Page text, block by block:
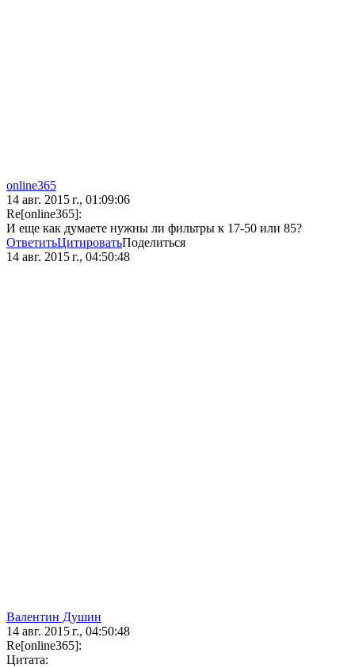
online365
14 авг. 2015 г., 01:09:06
Re[online365]:
И еще как думаете нужны ли фильтры к 17-50 или 85?
ОтветитьЦитироватьПоделиться
14 авг. 2015 г., 04:50:48
Валентин Душин
14 авг. 2015 г., 04:50:48
Re[online365]:
Цитата: